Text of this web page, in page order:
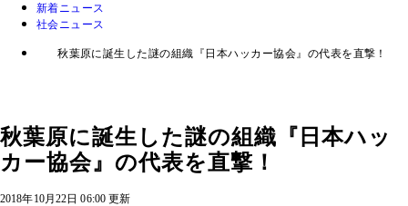
新着ニュース
社会ニュース
秋葉原に誕生した謎の組織『日本ハッカー協会』の代表を直撃！
秋葉原に誕生した謎の組織『日本ハッ
カー協会』の代表を直撃！
2018年10月22日 06:00 更新